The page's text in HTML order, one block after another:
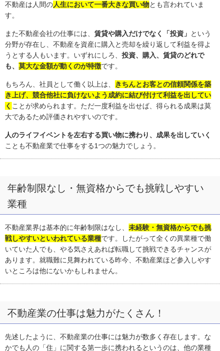
不動産は人間の人生において一番大きな買い物とも言われていま
す。
また不動産会社の仕事には、 賃貸や購入だけでなく「投資」 という
分野が存在し、不動産を資産に購入と売却を繰り返して利益を得よ
うとする人もいます。いずれにしろ、 投資、購入、賃貸のどれで
も、 莫大な金額が動くのが特徴です。
もちろん、社員として働く以上は、
きちんとお客との信頼関係を築
き上げ、競合他社に負けないよう成約に結び付けて利益を出してい
く ことが求められます。ただ一度利益を出せば、得られる成果は莫
大であるため評価されやすいのです。
人のライフイベントを左右する買い物に携わり、成果を出していく
ことも不動産業で仕事をする1つの魅力でしょう。
年齢制限なし・無資格からでも挑戦しやすい
業種
不動産業界は基本的に年齢制限はなし、 未経験・無資格からでも挑
戦しやすいといわれている業種です。したがって全くの異業種で働
いていた人でも、やる気さえあれば転職して挑戦できるチャンスが
あります。就職難に見舞われている昨今、不動産業ほど参入しやす
いところは他にないかもしれません。
不動産業の仕事は魅力がたくさん！
先述したように、不動産業の仕事には魅力が数多く存在します。な
かでも人の「住」に関する第一歩に携われるというのは、他の業種